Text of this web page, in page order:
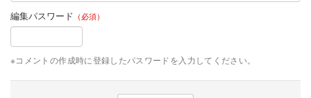
編集パスワード （必須）
※コメントの作成時に登録したパスワードを入力してください。